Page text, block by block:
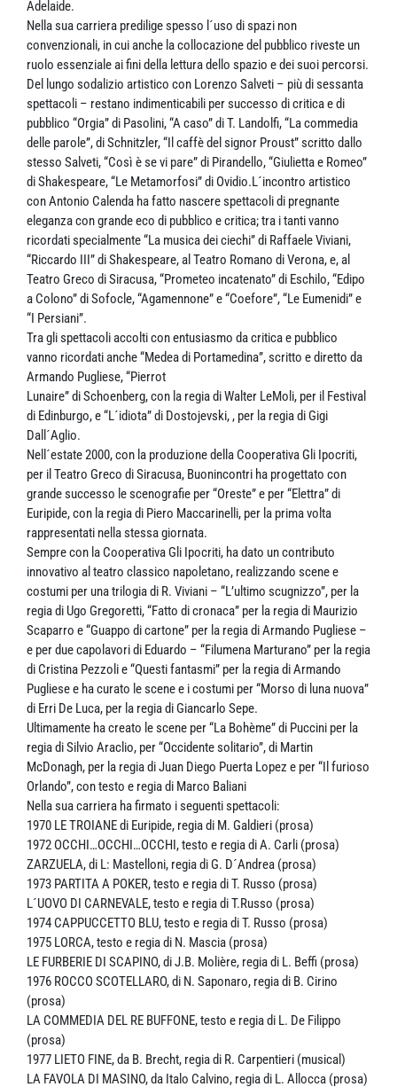
Adelaide.
Nella sua carriera predilige spesso l´uso di spazi non
convenzionali, in cui anche la collocazione del pubblico riveste un
ruolo essenziale ai fini della lettura dello spazio e dei suoi percorsi.
Del lungo sodalizio artistico con Lorenzo Salveti – più di sessanta
spettacoli – restano indimenticabili per successo di critica e di
pubblico “Orgia” di Pasolini, “A caso” di T. Landolfi, “La commedia
delle parole”, di Schnitzler, “Il caffè del signor Proust” scritto dallo
stesso Salveti, “Così è se vi pare” di Pirandello, “Giulietta e Romeo”
di Shakespeare, “Le Metamorfosi” di Ovidio.L´incontro artistico
con Antonio Calenda ha fatto nascere spettacoli di pregnante
eleganza con grande eco di pubblico e critica; tra i tanti vanno
ricordati specialmente “La musica dei ciechi” di Raffaele Viviani,
“Riccardo III” di Shakespeare, al Teatro Romano di Verona, e, al
Teatro Greco di Siracusa, “Prometeo incatenato” di Eschilo, “Edipo
a Colono” di Sofocle, “Agamennone” e “Coefore”, “Le Eumenidi” e
“I Persiani”.
Tra gli spettacoli accolti con entusiasmo da critica e pubblico
vanno ricordati anche “Medea di Portamedina”, scritto e diretto da
Armando Pugliese, “Pierrot
Lunaire” di Schoenberg, con la regia di Walter LeMoli, per il Festival
di Edinburgo, e “L´idiota” di Dostojevski, , per la regia di Gigi
Dall´Aglio.
Nell´estate 2000, con la produzione della Cooperativa Gli Ipocriti,
per il Teatro Greco di Siracusa, Buonincontri ha progettato con
grande successo le scenografie per “Oreste” e per “Elettra” di
Euripide, con la regia di Piero Maccarinelli, per la prima volta
rappresentati nella stessa giornata.
Sempre con la Cooperativa Gli Ipocriti, ha dato un contributo
innovativo al teatro classico napoletano, realizzando scene e
costumi per una trilogia di R. Viviani – “L’ultimo scugnizzo”, per la
regia di Ugo Gregoretti, “Fatto di cronaca” per la regia di Maurizio
Scaparro e “Guappo di cartone” per la regia di Armando Pugliese –
e per due capolavori di Eduardo – “Filumena Marturano” per la regia
di Cristina Pezzoli e “Questi fantasmi” per la regia di Armando
Pugliese e ha curato le scene e i costumi per “Morso di luna nuova”
di Erri De Luca, per la regia di Giancarlo Sepe.
Ultimamente ha creato le scene per “La Bohème” di Puccini per la
regia di Silvio Araclio, per “Occidente solitario”, di Martin
McDonagh, per la regia di Juan Diego Puerta Lopez e per “Il furioso
Orlando”, con testo e regia di Marco Baliani
Nella sua carriera ha firmato i seguenti spettacoli:
1970 LE TROIANE di Euripide, regia di M. Galdieri (prosa)
1972 OCCHI…OCCHI…OCCHI, testo e regia di A. Carli (prosa)
ZARZUELA, di L: Mastelloni, regia di G. D´Andrea (prosa)
1973 PARTITA A POKER, testo e regia di T. Russo (prosa)
L´UOVO DI CARNEVALE, testo e regia di T.Russo (prosa)
1974 CAPPUCCETTO BLU, testo e regia di T. Russo (prosa)
1975 LORCA, testo e regia di N. Mascia (prosa)
LE FURBERIE DI SCAPINO, di J.B. Molière, regia di L. Beffi (prosa)
1976 ROCCO SCOTELLARO, di N. Saponaro, regia di B. Cirino
(prosa)
LA COMMEDIA DEL RE BUFFONE, testo e regia di L. De Filippo
(prosa)
1977 LIETO FINE, da B. Brecht, regia di R. Carpentieri (musical)
LA FAVOLA DI MASINO, da Italo Calvino, regia di L. Allocca (prosa)